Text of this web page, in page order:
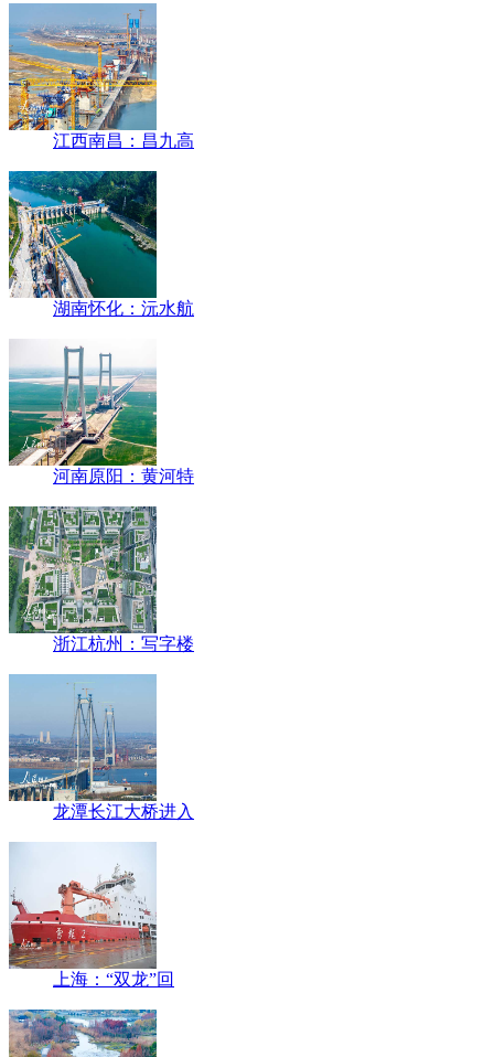
江西南昌：昌九高
湖南怀化：沅水航
河南原阳：黄河特
浙江杭州：写字楼
龙潭长江大桥进入
上海：“双龙”回